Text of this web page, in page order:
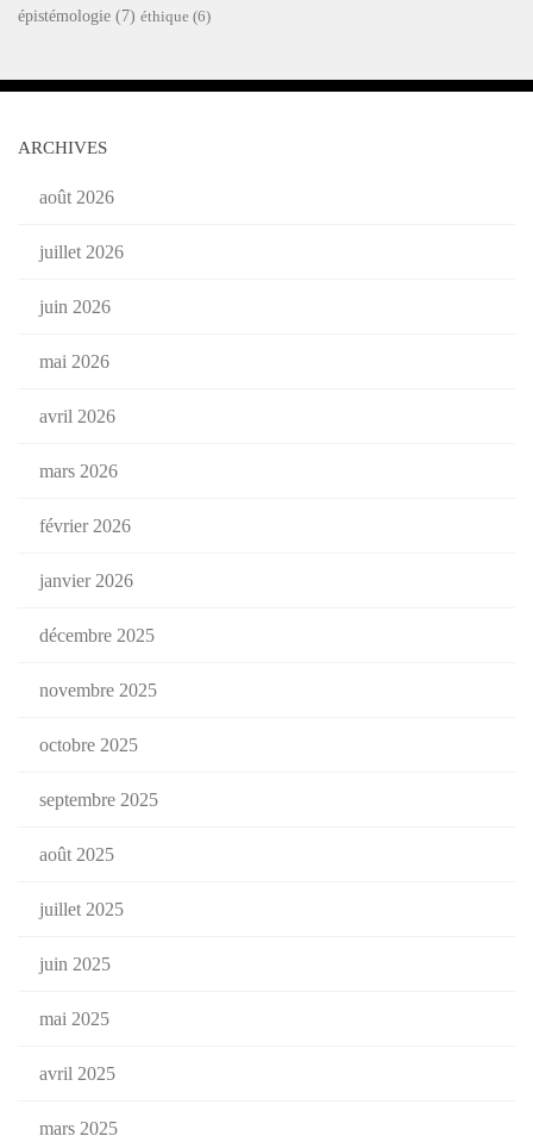
épistémologie (7) éthique (6)
ARCHIVES
août 2026
juillet 2026
juin 2026
mai 2026
avril 2026
mars 2026
février 2026
janvier 2026
décembre 2025
novembre 2025
octobre 2025
septembre 2025
août 2025
juillet 2025
juin 2025
mai 2025
avril 2025
mars 2025